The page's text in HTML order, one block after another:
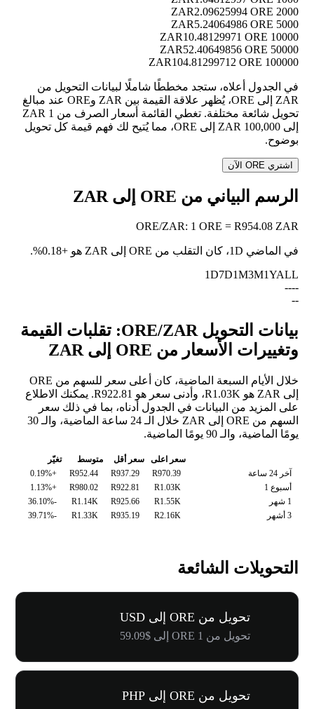
2000 ZAR
2.09625994 ORE
5000 ZAR
5.24064986 ORE
10000 ZAR
10.48129971 ORE
50000 ZAR
52.40649856 ORE
100000 ZAR
104.81299712 ORE
في الجدول أعلاه، ستجد مخططًا شاملًا لبيانات التحويل من
ZAR إلى ORE، يُظهر علاقة القيمة بين ZAR وORE عند مبالغ
تحويل شائعة مختلفة. تغطي القائمة أسعار الصرف من 1 ZAR
إلى 100,000 ZAR إلى ORE، مما يُتيح لك فهم قيمة كل تحويل
بوضوح.
اشتري ORE الآن
الرسم البياني من ORE إلى ZAR
ORE/ZAR: 1 ORE = R954.08 ZAR
في الماضي 1D، كان التقلب من ORE إلى ZAR هو +0.18%
.
1D7D1M3M1YALL
--
--
--
بيانات التحويل ORE/ZAR: تقلبات القيمة
وتغييرات الأسعار من ORE إلى ZAR
خلال الأيام السبعة الماضية، كان أعلى سعر للسهم من ORE
إلى ZAR هو R1.03K، وأدنى سعر هو R922.81. يمكنك الاطلاع
على المزيد من البيانات في الجدول أدناه، بما في ذلك سعر
السهم من ORE إلى ZAR خلال الـ 24 ساعة الماضية، والـ 30
يومًا الماضية، والـ 90 يومًا الماضية.
سعر اعلى سعر أقل متوسط
تغيّر
آخر 24 ساعة
R970.39
R937.29
R952.44
+0.19%
أسبوع 1
R1.03K
R922.81
R980.02
+1.13%
1 شهر
R1.55K
R925.66
R1.14K
-36.10%
3 أشهر
R2.16K
R935.19
R1.33K
-39.71%
التحويلات الشائعة
تحويل من ORE إلى USD
تحويل من 1 ORE إلى $59.09
تحويل من ORE إلى PHP